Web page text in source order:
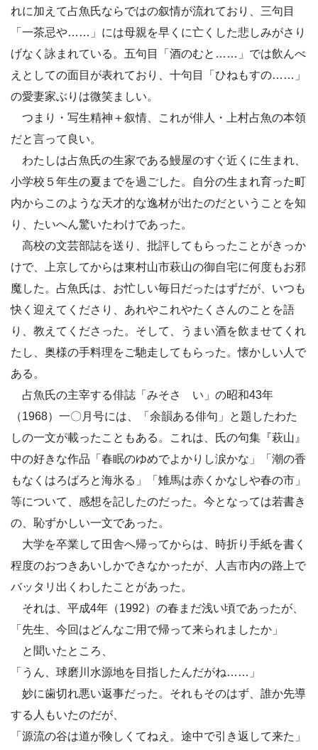
れに加えて占魚氏ならではの叙情が流れており、三句目
「一茶忌や……」には母親を早くに亡くした悲しみがさり
げなく詠まれている。五句目「酒のむと……」では飲んべ
えとしての面目が表れており、十句目「ひねもすの……」
の愛妻家ぶりは微笑ましい。
つまり・写生精神＋叙情、これが俳人・上村占魚の本領
だと言って良い。
わたしは占魚氏の生家である鰻屋のすぐ近くに生まれ、
小学校５年生の夏までを過ごした。自分の生まれ育った町
内からこのような天才的な逸材が出たのだということを知
り、たいへん驚いたわけであった。
高校の文芸部誌を送り、批評してもらったことがきっか
けで、上京してからは東村山市萩山の御自宅に何度もお邪
魔した。占魚氏は、お忙しい毎日だったはずだが、いつも
快く迎えてくださり、あれやこれやたくさんのことを語
り、教えてくださった。そして、うまい酒を飲ませてくれ
たし、奥様の手料理をご馳走してもらった。懐かしい人で
ある。
占魚氏の主宰する俳誌「みそさゞい」の昭和43年
（1968）一〇月号には、「余韻ある俳句」と題したわた
しの一文が載ったこともある。これは、氏の句集『萩山』
中の好きな作品「春眠のゆめでよかりし涙かな」「潮の香
もなくはろばろと海氷る」「雉馬は赤くかなしや春の市」
等について、感想を記したのだった。今となっては若書き
の、恥ずかしい一文であった。
大学を卒業して田舎へ帰ってからは、時折り手紙を書く
程度のおつきあいしかできなかったが、人吉市内の路上で
バッタリ出くわしたことがあった。
それは、平成4年（1992）の春まだ浅い頃であったが、
「先生、今回はどんなご用で帰って来られましたか」
と聞いたところ、
「うん、球磨川水源地を目指したんだがね……」
妙に歯切れ悪い返事だった。それもそのはず、誰か先導
する人もいたのだが、
「源流の谷は道が険しくてねえ。途中で引き返して来た」